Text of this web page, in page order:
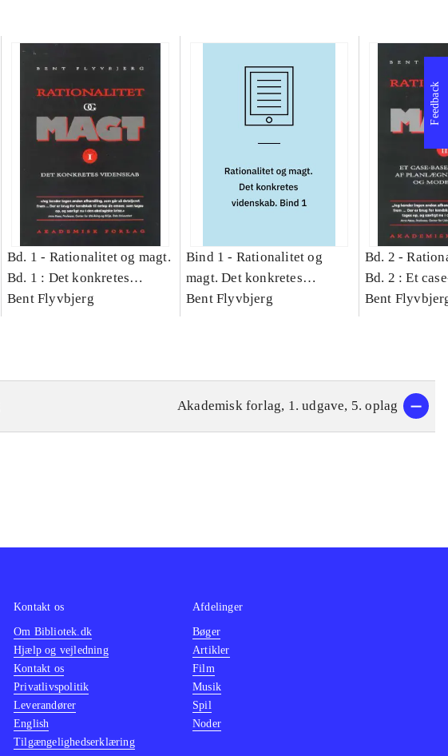
Bd. 1 - Rationalitet og magt.
Bd. 1 : Det konkretes
videnskab
Bent Flyvbjerg
Bind 1 - Rationalitet og
magt. Det konkretes
videnskab. Bind 1
Bent Flyvbjerg
Bd. 2 -
Bd. 2 : Et
studie af
Bent
Akademisk forlag, 1. udgave, 5. oplag
Feedback
Kontakt os
Om Bibliotek.dk
Hjælp og vejledning
Kontakt os
Privatlivspolitik
Leverandører
English
Tilgængelighedserklæring
Afdelinger
Bøger
Artikler
Film
Musik
Spil
Noder